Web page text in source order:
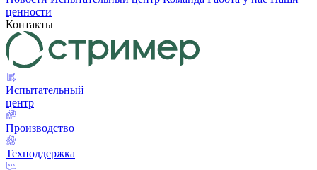
ценности
Контакты
Испытательный
центр
Производство
Техподдержка